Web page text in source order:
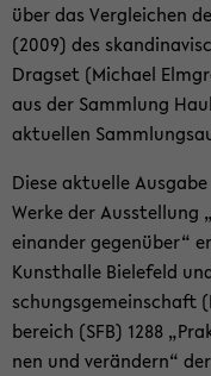
über das Ver­glei­chen
(2009) des
Drags­et (Mi­cha­el
aus der Samm­lung
ak­tu­el­len
Diese ak­tu­el­le
Werke der
ein­an­der ge­gen­über“
Kunst­hal­le Bie­le­feld
schungs­ge­mein­schaft
be­reich (SFB) 1288
nen und ver­än­dern“